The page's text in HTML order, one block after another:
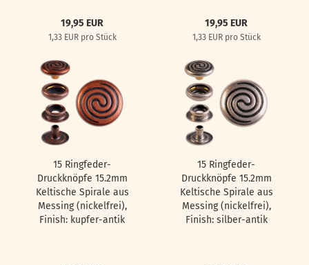
19,95 EUR
1,33 EUR pro Stück
19,95 EUR
1,33 EUR pro Stück
15 Ringfeder-
Druckknöpfe 15.2mm
Keltische Spirale aus
Messing (nickelfrei),
Finish: kupfer-antik
15 Ringfeder-
Druckknöpfe 15.2mm
Keltische Spirale aus
Messing (nickelfrei),
Finish: silber-antik